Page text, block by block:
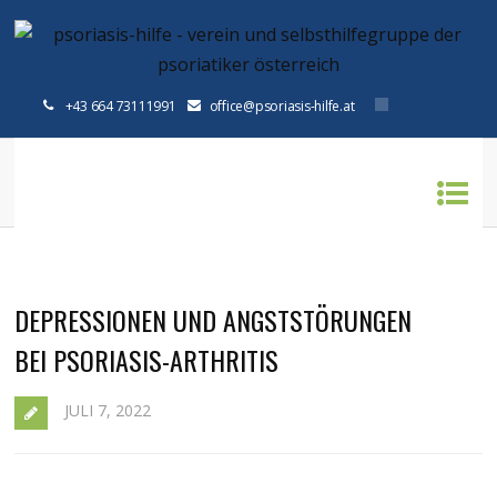
+43 664 73111991 office@psoriasis-hilfe.at
DEPRESSIONEN UND ANGSTSTÖRUNGEN
BEI PSORIASIS-ARTHRITIS
JULI 7, 2022